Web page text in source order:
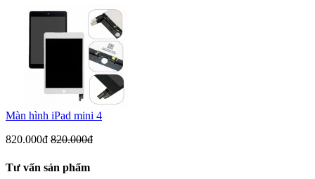
Màn hình iPad mini 4
820.000đ 820.000đ
Tư vấn sản phẩm